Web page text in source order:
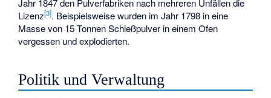
Lizenz[3]. Beispielsweise wurden im Jahr 1798 in eine
Masse von 15 Tonnen Schießpulver in einem Ofen
vergessen und explodierten.
Politik und Verwaltung